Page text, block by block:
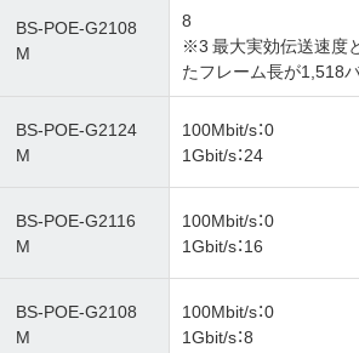
BS-POE-G2108
M
8
※3 最大実効伝送速度
たフレーム長が1,518
BS-POE-G2124
M
100Mbit/s：0
1Gbit/s：24
BS-POE-G2116
M
100Mbit/s：0
1Gbit/s：16
BS-POE-G2108
M
100Mbit/s：0
1Gbit/s：8